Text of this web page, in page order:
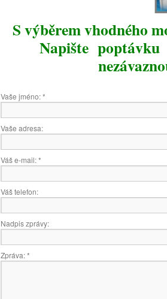
S výběrem vhodného
Napište poptávku
Vaše jméno:*
Vaše adresa:
Váš e-mail:*
Váš telefon:
Nadpis zprávy:
Zpráva:*